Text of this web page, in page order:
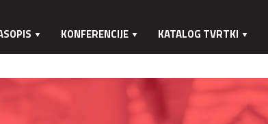
KONFERENCIJE KATALOG TVRTKI